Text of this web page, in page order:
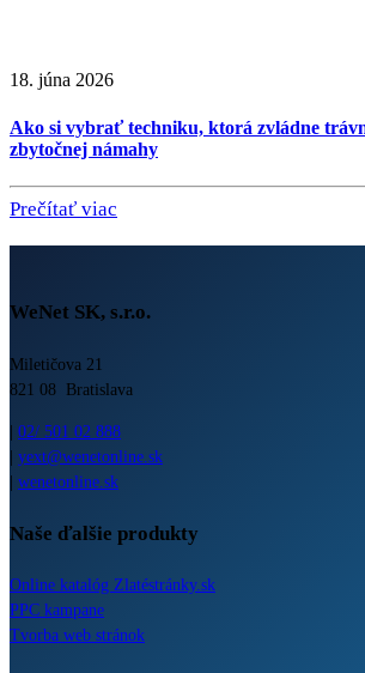
18. júna 2026
Ako si vybrať techniku, ktorá zvládne
zbytočnej námahy
Prečítať viac
WeNet SK, s.r.o.
Miletičova 21
821 08 Bratislava
02/ 501 02 888
yext@wenetonline.sk
wenetonline.sk
Naše ďalšie produkty
Online katalóg Zlatéstránky.sk
PPC kampane
Tvorba web stránok